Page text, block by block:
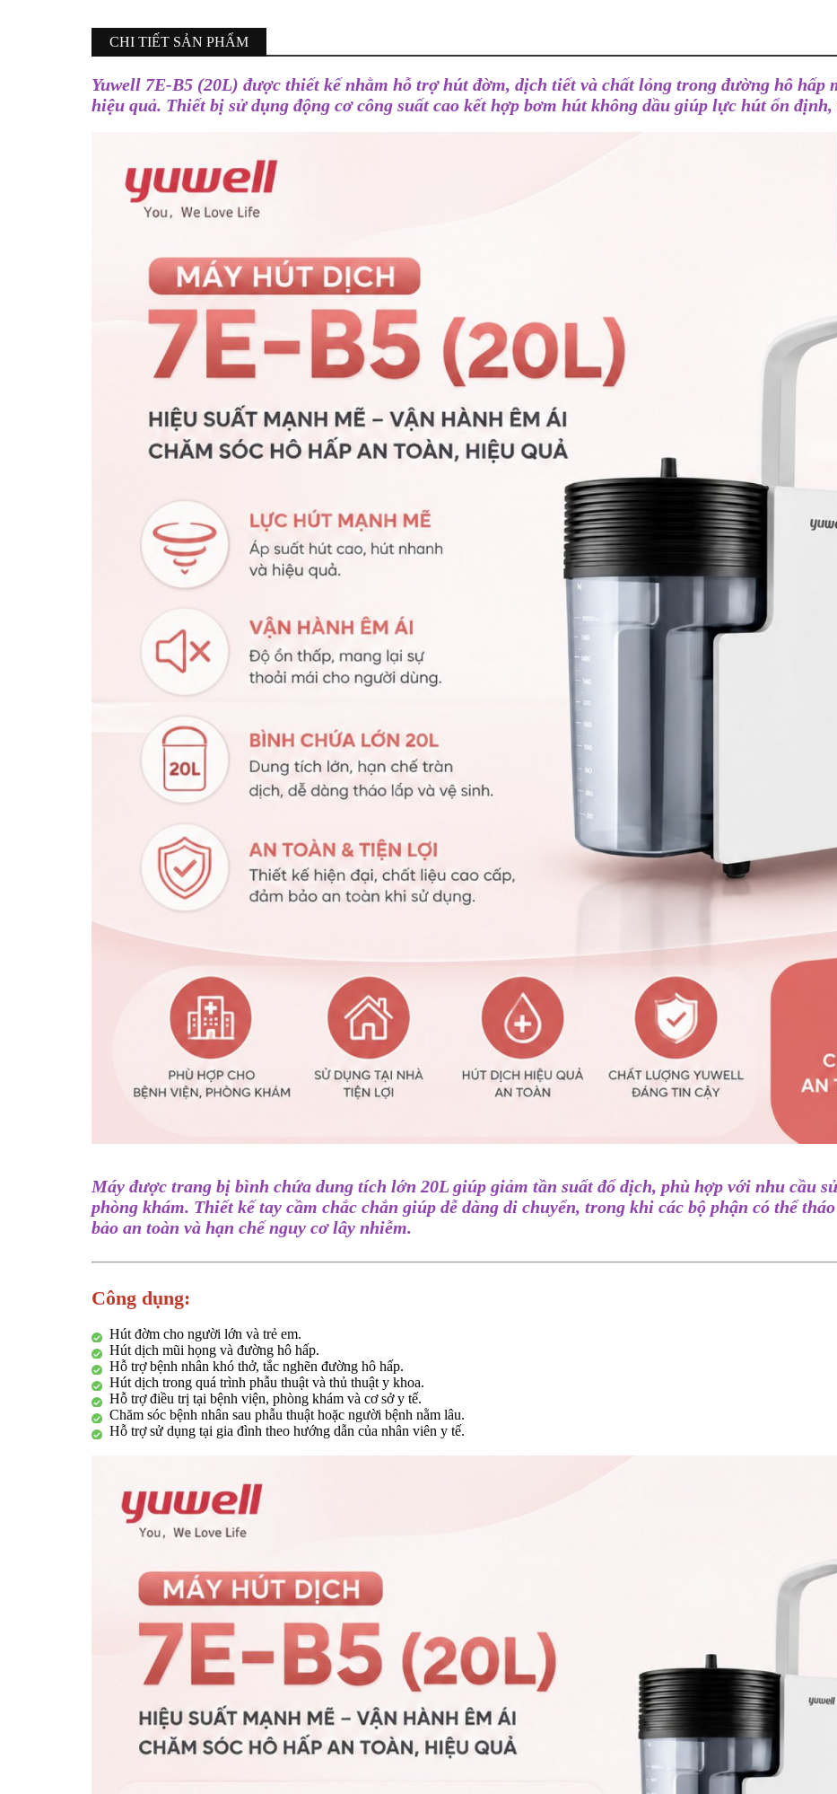
CHI TIẾT SẢN PHẨM
Yuwell 7E-B5 (20L) được thiết kế nhằm hỗ trợ hút đờm, dịch tiết và chất lỏng trong đường hô hấp
hiệu quả. Thiết bị sử dụng động cơ công suất cao kết hợp bơm hút không dầu giúp lực hút ổn
Máy được trang bị bình chứa dung tích lớn 20L giúp giảm tần suất đổ dịch, phù hợp với nhu cầu
phòng khám. Thiết kế tay cầm chắc chắn giúp dễ dàng di chuyển, trong khi các bộ phận có thể
bảo an toàn và hạn chế nguy cơ lây nhiễm.
Công dụng:
Hút đờm cho người lớn và trẻ em.
Hút dịch mũi họng và đường hô hấp.
Hỗ trợ bệnh nhân khó thở, tắc nghẽn đường hô hấp.
Hút dịch trong quá trình phẫu thuật và thủ thuật y khoa.
Hỗ trợ điều trị tại bệnh viện, phòng khám và cơ sở y tế.
Chăm sóc bệnh nhân sau phẫu thuật hoặc người bệnh nằm lâu.
Hỗ trợ sử dụng tại gia đình theo hướng dẫn của nhân viên y tế.